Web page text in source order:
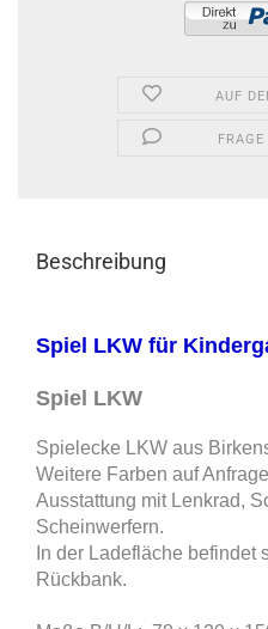
AUF
Beschreibung
Spiel LKW für
Spiel LKW
Spielecke LKW aus
Weitere Farben auf
Ausstattung mit Lenkrad,
Scheinwerfern.
In der Ladefläche befindet
Rückbank.